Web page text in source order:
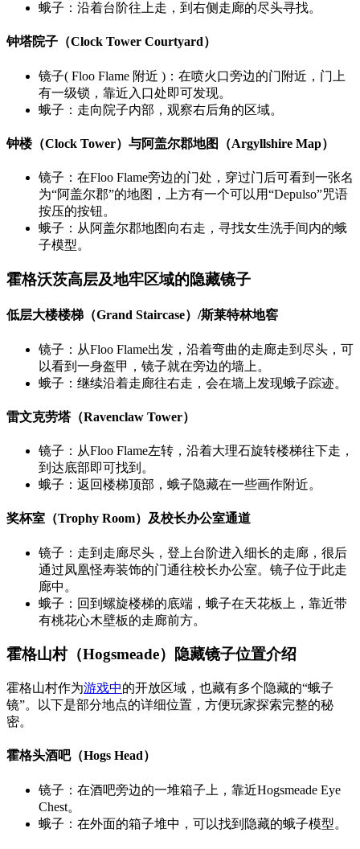
蛾子：沿着台阶往上走，到右侧走廊的尽头寻找。
钟塔院子（Clock Tower Courtyard）
镜子( Floo Flame 附近 )：在喷火口旁边的门附近，门上
有一级锁，靠近入口处即可发现。
蛾子：走向院子内部，观察右后角的区域。
钟楼（Clock Tower）与阿盖尔郡地图（Argyllshire Map）
镜子：在Floo Flame旁边的门处，穿过门后可看到一张名
为“阿盖尔郡”的地图，上方有一个可以用“Depulso”咒语
按压的按钮。
蛾子：从阿盖尔郡地图向右走，寻找女生洗手间内的蛾
子模型。
霍格沃茨高层及地牢区域的隐藏镜子
低层大楼楼梯（Grand Staircase）/斯莱特林地窖
镜子：从Floo Flame出发，沿着弯曲的走廊走到尽头，可
以看到一身盔甲，镜子就在旁边的墙上。
蛾子：继续沿着走廊往右走，会在墙上发现蛾子踪迹。
雷文克劳塔（Ravenclaw Tower）
镜子：从Floo Flame左转，沿着大理石旋转楼梯往下走，
到达底部即可找到。
蛾子：返回楼梯顶部，蛾子隐藏在一些画作附近。
奖杯室（Trophy Room）及校长办公室通道
镜子：走到走廊尽头，登上台阶进入细长的走廊，很后
通过凤凰怪寿装饰的门通往校长办公室。镜子位于此走
廊中。
蛾子：回到螺旋楼梯的底端，蛾子在天花板上，靠近带
有桃花心木壁板的走廊前方。
霍格山村（Hogsmeade）隐藏镜子位置介绍
霍格山村作为游戏中的开放区域，也藏有多个隐藏的“蛾子
镜”。以下是部分地点的详细位置，方便玩家探索完整的秘
密。
霍格头酒吧（Hogs Head）
镜子：在酒吧旁边的一堆箱子上，靠近Hogsmeade Eye
Chest。
蛾子：在外面的箱子堆中，可以找到隐藏的蛾子模型。